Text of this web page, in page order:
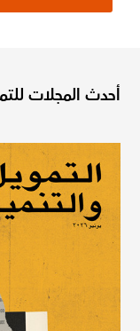
أحدث المجلات